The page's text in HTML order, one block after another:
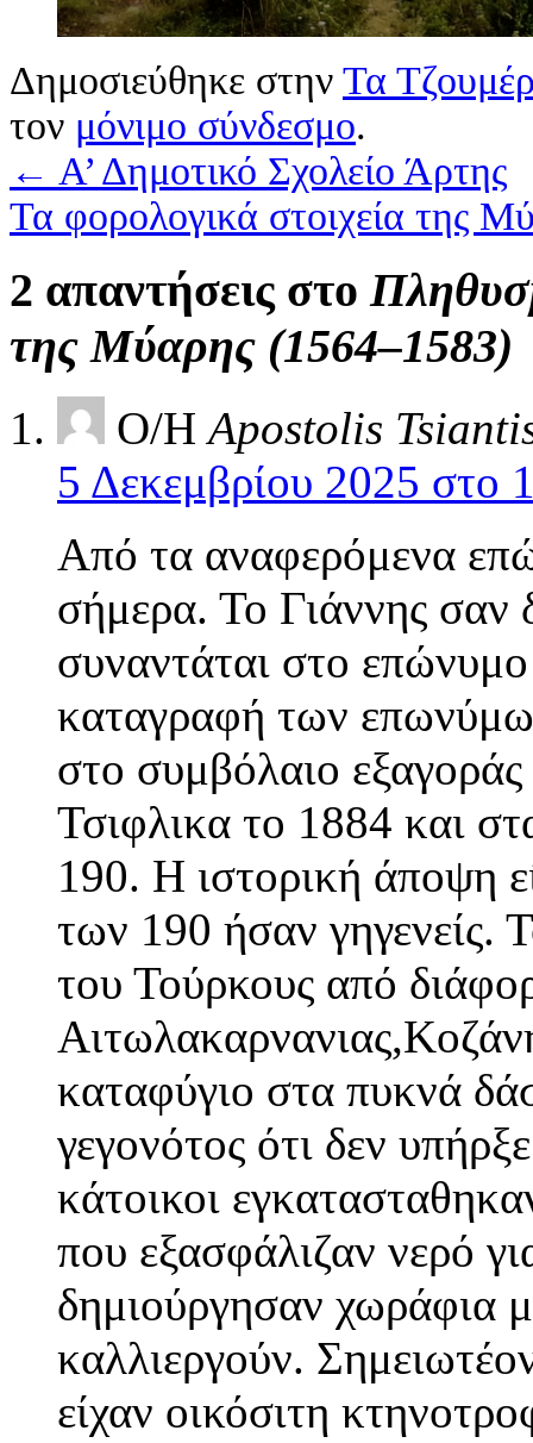
Δημοσιεύθηκε στην Τα
τον μόνιμο σύνδεσμο.
← Α’ Δημοτικό Σχολείο Άρτης
Τα φορολογικά στοιχεία της
2 απαντήσεις στο
της Μύαρης (1564–1583)
Ο/ΗApostolis
5 Δεκεμβρίου 2025 στο
Από τα αναφερόμενα
σήμερα. Το Γιάννης σαν
συναντάται στο
καταγραφή των
στο συμβόλαιο
Τσιφλικα το 1884 και
190. Η ιστορική άποψη
των 190 ήσαν γηγενείς.
του Τούρκους από
καταφύγιο στα πυκνά
γεγονότος ότι δεν
κάτοικοι
που εξασφάλιζαν νερό
δημιούργησαν χωράφια
καλλιεργούν.
είχαν οικόσιτη